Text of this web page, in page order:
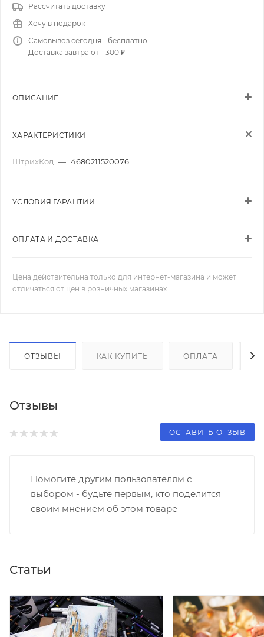
Рассчитать доставку
Хочу в подарок
Самовывоз сегодня - бесплатно
Доставка завтра от - 300 ₽
ОПИСАНИЕ
ХАРАКТЕРИСТИКИ
ШтрихКод — 4680211520076
УСЛОВИЯ ГАРАНТИИ
ОПЛАТА И ДОСТАВКА
Цена действительна только для интернет-магазина и может
отличаться от цен в розничных магазинах
ОТЗЫВЫ КАК КУПИТЬ ОПЛАТА
Отзывы
ОСТАВИТЬ ОТЗЫВ
Помогите другим пользователям с
выбором - будьте первым, кто поделится
своим мнением об этом товаре
Статьи